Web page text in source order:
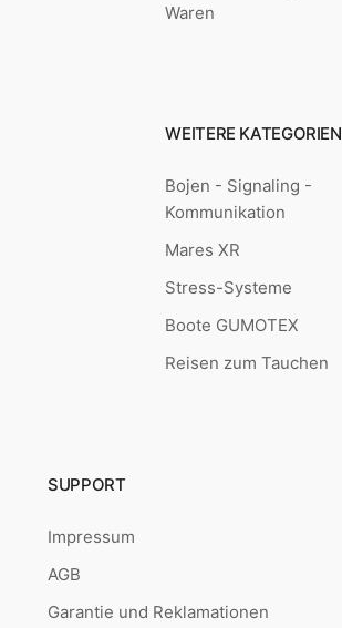
Waren
WEITERE KATEGORIEN
Bojen - Signaling -
Kommunikation
Mares XR
Stress-Systeme
Boote GUMOTEX
Reisen zum Tauchen
SUPPORT
Impressum
AGB
Garantie und Reklamationen